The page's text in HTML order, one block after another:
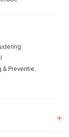
& Preventie,